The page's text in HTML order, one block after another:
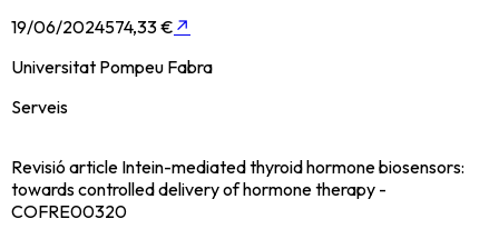
19/06/2024574,33 € ↗
Universitat Pompeu Fabra
Serveis
Revisió article Intein-mediated thyroid hormone biosensors:
towards controlled delivery of hormone therapy -
COFRE00320